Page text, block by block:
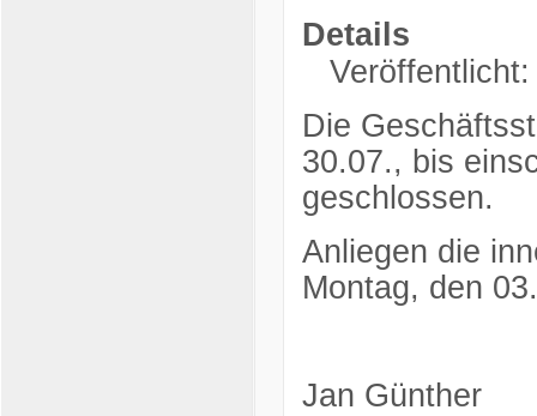
Details
Die
30.07., bis
geschlossen.
Anliegen die
Montag, den
Jan Günther